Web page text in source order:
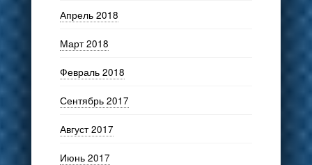
Апрель 2018
Март 2018
Февраль 2018
Сентябрь 2017
Август 2017
Июнь 2017